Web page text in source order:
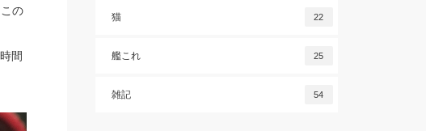
の
間
猫 22
艦これ 25
雑記 54